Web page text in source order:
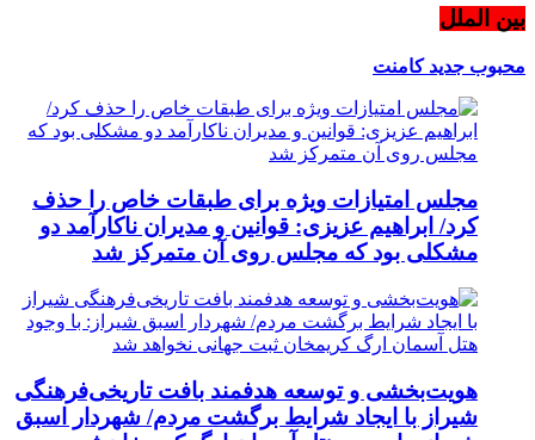
بین الملل
محبوب جدیدکامنت
مجلس امتیازات ویژه برای طبقات خاص را حذف
کرد/ ابراهیم عزیزی: قوانین و مدیران ناکارآمد دو
مشکلی بود که مجلس روی آن متمرکز شد
هویت‌بخشی و توسعه هدفمند بافت تاریخی‌فرهنگی
شیراز با ایجاد شرایط برگشت مردم/ شهردار اسبق